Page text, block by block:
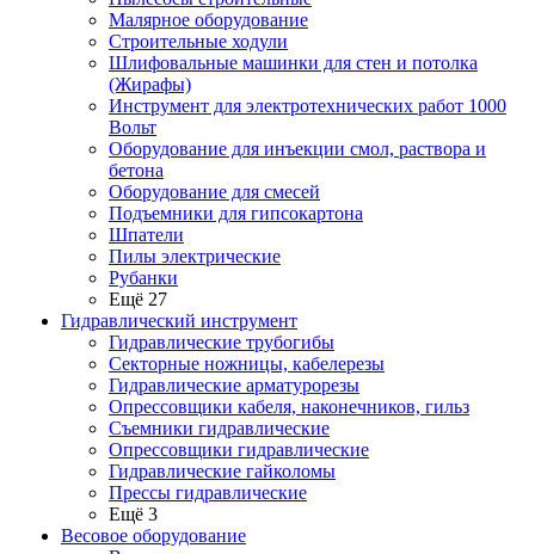
Малярное оборудование
Строительные ходули
Шлифовальные машинки для стен и потолка
(Жирафы)
Инструмент для электротехнических работ 1000
Вольт
Оборудование для инъекции смол, раствора и
бетона
Оборудование для смесей
Подъемники для гипсокартона
Шпатели
Пилы электрические
Рубанки
Ещё 27
Гидравлический инструмент
Гидравлические трубогибы
Секторные ножницы, кабелерезы
Гидравлические арматурорезы
Опрессовщики кабеля, наконечников, гильз
Съемники гидравлические
Опрессовщики гидравлические
Гидравлические гайколомы
Прессы гидравлические
Ещё 3
Весовое оборудование